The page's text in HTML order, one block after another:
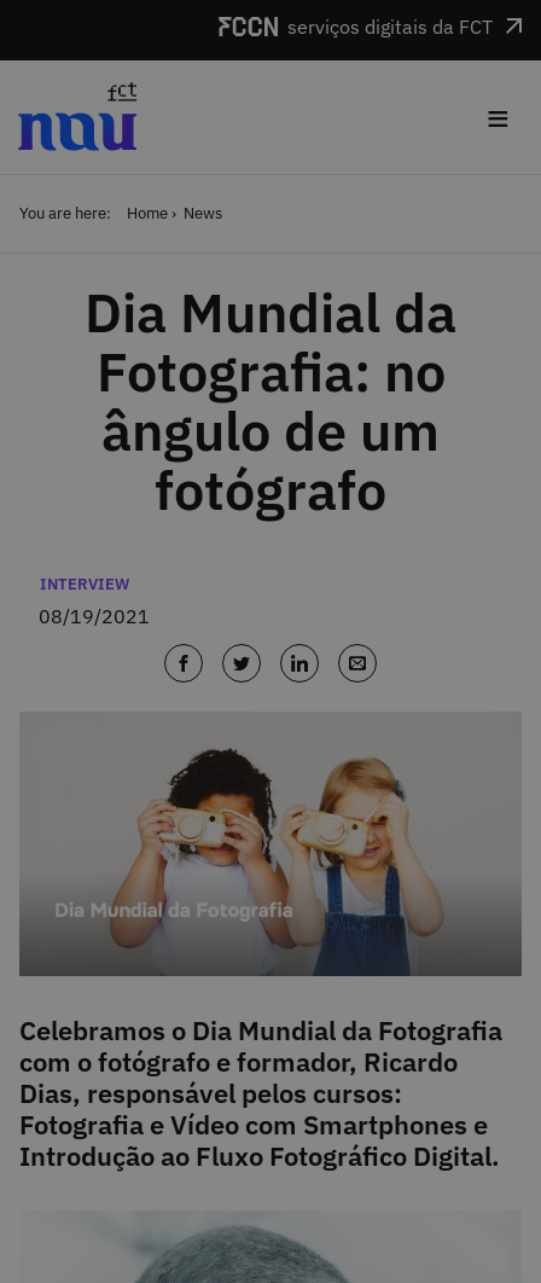
serviços digitais da FCT
≡
You are here: Home News
Dia Mundial da
Fotografia: no
ângulo de um
fotógrafo
Categories
INTERVIEW
08/19/2021
Celebramos o Dia Mundial da Fotografia
com o fotógrafo e formador, Ricardo
Dias, responsável pelos cursos:
Fotografia e Vídeo com Smartphones e
Introdução ao Fluxo Fotográfico Digital.